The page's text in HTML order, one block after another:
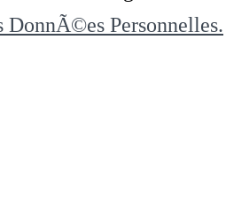
DonnÃ©es Personnelles.